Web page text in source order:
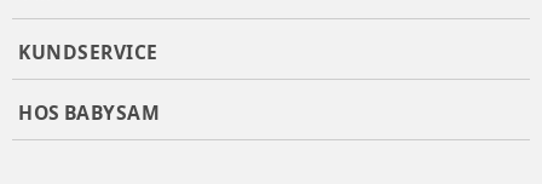
Rymlig korg med magnetisk sidoklaff
Medföljer:
Mugghållare
Axelrem
KUNDSERVICE
HOS BABYSAM